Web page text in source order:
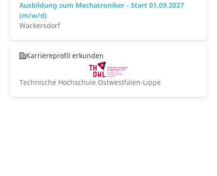
Ausbildung zum Mechatroniker - Start 01.09.2027
(m/w/d)
Wackersdorf
Karriereprofil erkunden
Technische Hochschule Ostwestfalen-Lippe